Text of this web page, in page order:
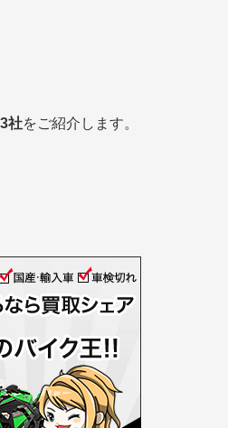
社をご紹介します。